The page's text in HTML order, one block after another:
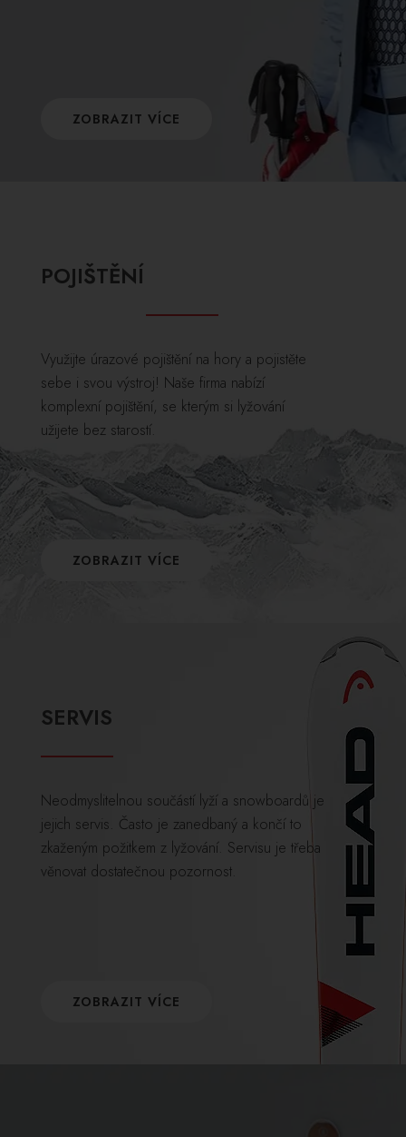
ZOBRAZIT VÍCE
POJIŠTĚNÍ
Využijte úrazové pojištění na hory a pojistěte
sebe i svou výstroj! Naše firma nabízí
komplexní pojištění, se kterým si lyžování
užijete bez starostí.
ZOBRAZIT VÍCE
SERVIS
Neodmyslitelnou součástí lyží a snowboardů je
jejich servis. Často je zanedbaný a končí to
zkaženým požitkem z lyžování. Servisu je třeba
věnovat dostatečnou pozornost.
ZOBRAZIT VÍCE